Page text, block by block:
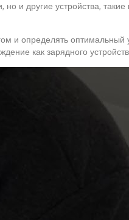
и другие устройства,
и определять
как зарядного